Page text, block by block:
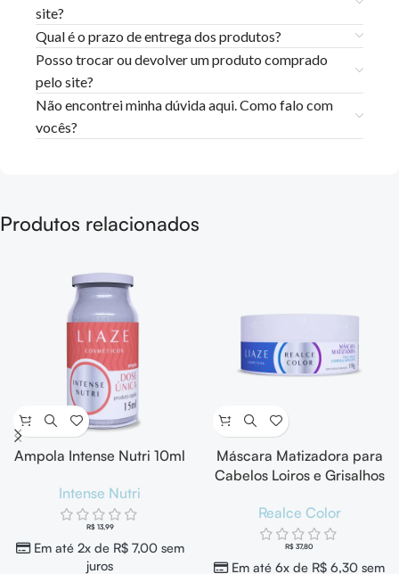
site?
Qual é o prazo de entrega dos produtos?
Posso trocar ou devolver um produto comprado
pelo site?
Não encontrei minha dúvida aqui. Como falo com
vocês?
Produtos relacionados
Ampola Intense Nutri 10ml
Intense Nutri
R$13,99
Em até 2x de R$7,00sem
juros
Máscara Matizadora para
Cabelos Loiros e Grisalhos
Realce Color
R$ 37,80
Em até 6x de R$ 6,30 sem